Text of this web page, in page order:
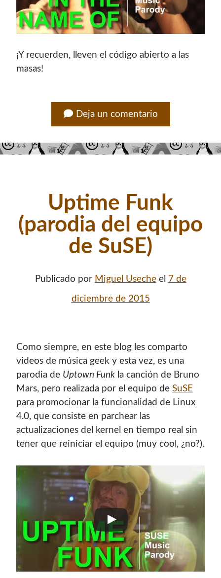
If you like this website or any of my work, consider to
Si te gusta este sitio web o mi trabajo, puedes hacer una
contenido para este sitio.
Si vas a comprar un dominio, hazlo por aquí y colaboras
Si deseas vender publicidad en tu propio blog o página
web, te recomiendo usar Seeding UP, buen servicio para
monetizar tu página.
Enlaces de mi sitio viejo
¡Y recuerden, lleven el código abierto a las
masas!
Deja un comentario
Uptime Funk
(parodia del equipo
de SuSE)
Publicado por Miguel Usecheel 7 de
diciembre de 2015
Como siempre, en este blog les comparto
videos de música geek y esta vez, es una
parodia de Uptown Funk la canción de Bruno
Mars, pero realizada por el equipo deSuSE
para promocionar la funcionalidad de Linux
4.0, que consiste en parchear las
actualizaciones del kernel en tiempo real sin
tener que reiniciar el equipo (muy cool, ¿no?).